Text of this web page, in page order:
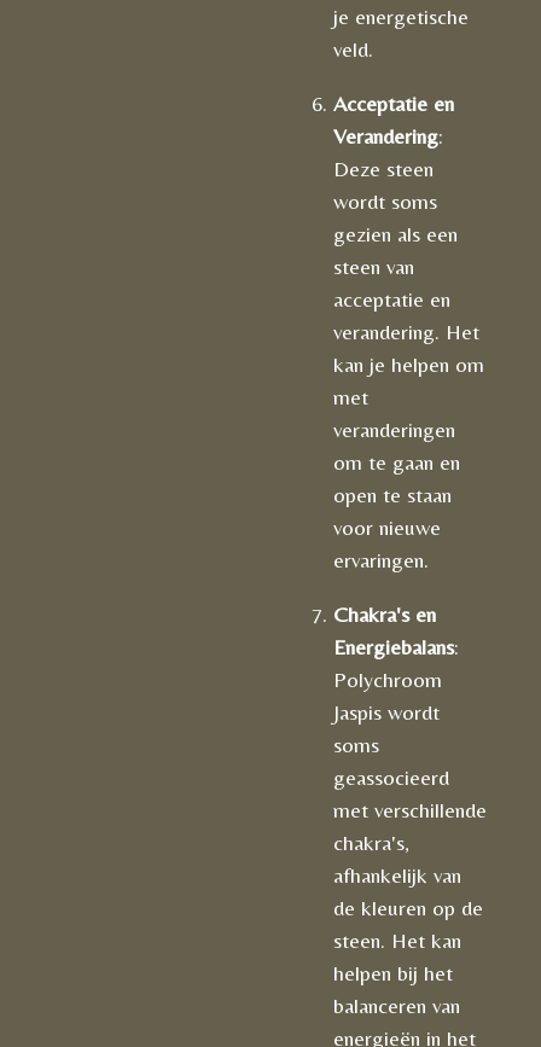
je energetische
veld.
Acceptatie en
Verandering:
Deze steen
wordt soms
gezien als een
steen van
acceptatie en
verandering. Het
kan je helpen om
met
veranderingen
om te gaan en
open te staan
voor nieuwe
ervaringen.
Chakra's en
Energiebalans:
Polychroom
Jaspis wordt
soms
geassocieerd
met verschillende
chakra's,
afhankelijk van
de kleuren op de
steen. Het kan
helpen bij het
balanceren van
energieën in het